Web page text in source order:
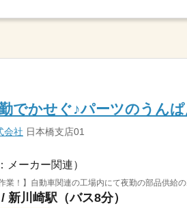
でかせぐ♪パーツのうん
会社 日本橋支店01
メーカー関連）
業！】自動車関連の工場内にて夜勤の部品供給の
川崎駅（バス8分）